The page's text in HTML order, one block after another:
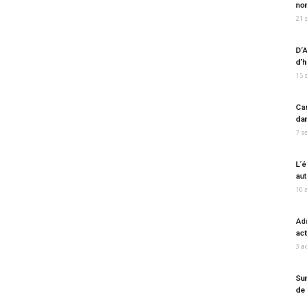
21
15
7
10
3
de